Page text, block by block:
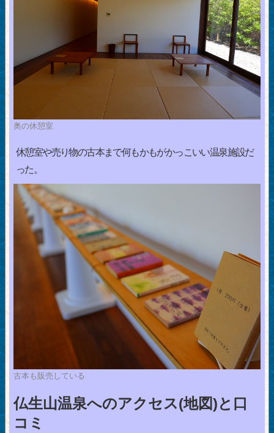
奥の休憩室
休憩室や売り物の古本まで何もかもがかっこいい温泉施設だ
った。
古本も販売している
仏生山温泉へのアクセス(地図)と口
コミ